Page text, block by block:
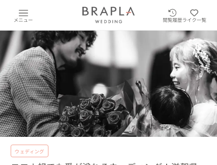
メニュー 閲覧履歴ライク一覧
ウェディング